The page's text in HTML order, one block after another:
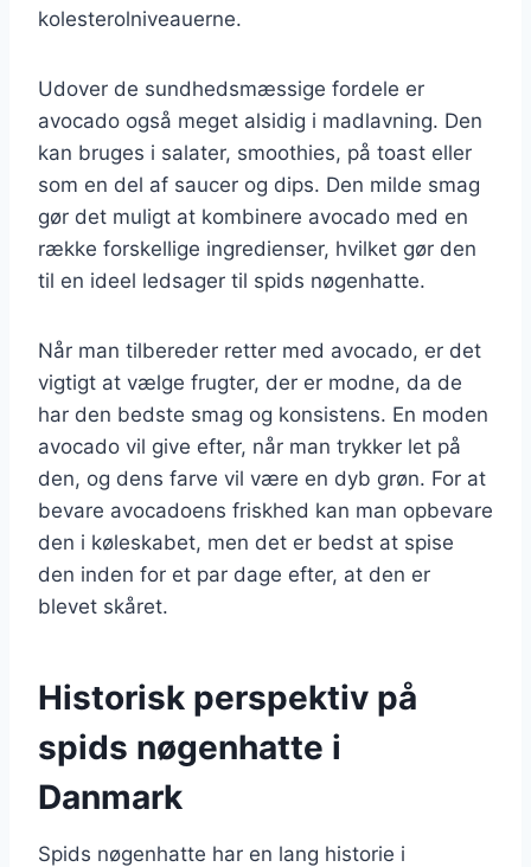
kolesterolniveauerne.
Udover de sundhedsmæssige fordele er
avocado også meget alsidig i madlavning. Den
kan bruges i salater, smoothies, på toast eller
som en del af saucer og dips. Den milde smag
gør det muligt at kombinere avocado med en
række forskellige ingredienser, hvilket gør den
til en ideel ledsager til spids nøgenhatte.
Når man tilbereder retter med avocado, er det
vigtigt at vælge frugter, der er modne, da de
har den bedste smag og konsistens. En moden
avocado vil give efter, når man trykker let på
den, og dens farve vil være en dyb grøn. For at
bevare avocadoens friskhed kan man opbevare
den i køleskabet, men det er bedst at spise
den inden for et par dage efter, at den er
blevet skåret.
Historisk perspektiv på
spids nøgenhatte i
Danmark
Spids nøgenhatte har en lang historie i